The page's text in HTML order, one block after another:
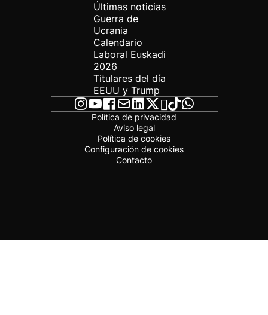
Últimas noticias
Guerra de
Ucrania
Calendario
Laboral Euskadi
2026
Titulares del día
EEUU y Trump
Política de privacidad
Aviso legal
Política de cookies
Configuración de cookies
Contacto